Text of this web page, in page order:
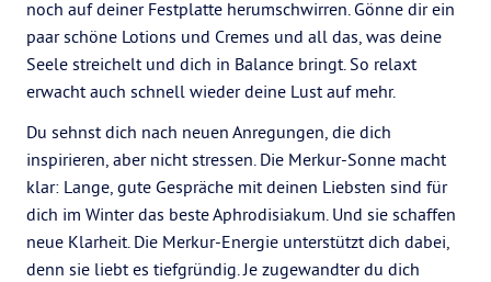
noch auf deiner Festplatte herumschwirren. Gönne dir ein
paar schöne Lotions und Cremes und all das, was deine
Seele streichelt und dich in Balance bringt. So relaxt
erwacht auch schnell wieder deine Lust auf mehr.
Du sehnst dich nach neuen Anregungen, die dich
inspirieren, aber nicht stressen. Die Merkur-Sonne macht
klar: Lange, gute Gespräche mit deinen Liebsten sind für
dich im Winter das beste Aphrodisiakum. Und sie schaffen
neue Klarheit. Die Merkur-Energie unterstützt dich dabei,
denn sie liebt es tiefgründig. Je zugewandter du dich